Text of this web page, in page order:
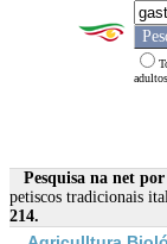
adultos
Pesquisa na net por
petiscos tradicionais
214.